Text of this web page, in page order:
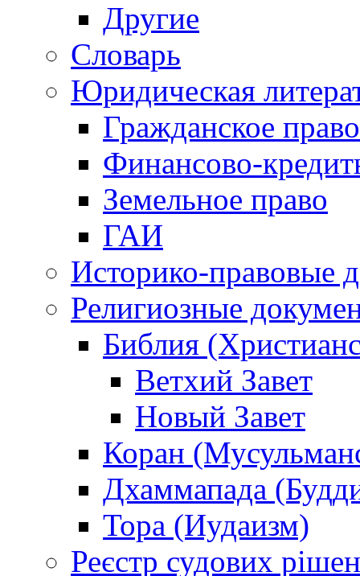
Другие
Словарь
Юридическая
Гражданское право
Финансово-
Земельное право
ГАИ
Историко-правовые
Религиозные
Библия
Ветхий Завет
Новый Завет
Коран
Дхаммапада
Тора (Иудаизм)
Реєстр судових